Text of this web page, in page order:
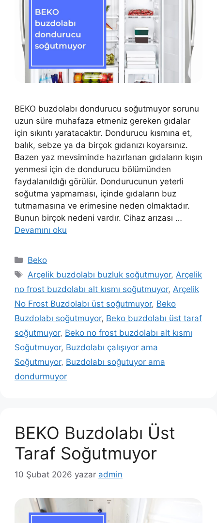
BEKO buzdolabı dondurucu soğutmuyor sorunu
uzun süre muhafaza etmeniz gereken gıdalar
için sıkıntı yaratacaktır. Dondurucu kısmına et,
balık, sebze ya da birçok gıdanızı koyarsınız.
Bazen yaz mevsiminde hazırlanan gıdaların kışın
yenmesi için de dondurucu bölümünden
faydalanıldığı görülür. Dondurucunun yeterli
soğutma yapmaması, içinde gıdaların buz
tutmamasına ve erimesine neden olmaktadır.
Bunun birçok nedeni vardır. Cihaz arızası …
Devamını oku
Kategoriler
Beko
Etiketler
Arçelik buzdolabı buzluk soğutmuyor, Arçelik
no frost buzdolabı alt kısmı soğutmuyor, Arçelik
No Frost Buzdolabı üst soğutmuyor, Beko
Buzdolabı soğutmuyor, Beko buzdolabı üst taraf
soğutmuyor, Beko no frost buzdolabı alt kısmı
Soğutmuyor, Buzdolabı çalışıyor ama
Soğutmuyor, Buzdolabı soğutuyor ama
dondurmuyor
BEKO Buzdolabı Üst
Taraf Soğutmuyor
10 Şubat 2026 yazar admin